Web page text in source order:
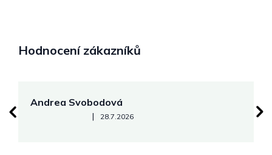
Hodnocení zákazníků
Andrea Svobodová
Hodnocení obchodu je 5 z 5 hvězdiček.
| 28.7.2026